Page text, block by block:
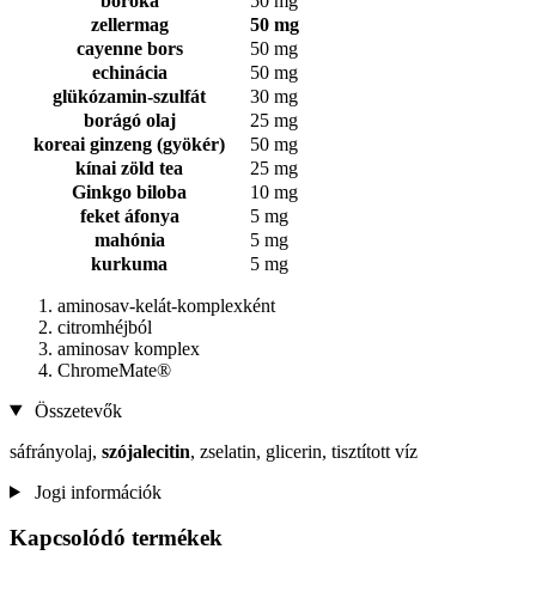
zellermag
50 mg
cayenne bors
50 mg
echinácia
50 mg
glükózamin-szulfát
30 mg
borágó olaj
25 mg
koreai ginzeng (gyökér)
50 mg
kínai zöld tea
25 mg
Ginkgo biloba
10 mg
feket áfonya
5 mg
mahónia
5 mg
kurkuma
5 mg
aminosav-kelát-komplexként
citromhéjból
aminosav komplex
ChromeMate®
Összetevők
sáfrányolaj, szójalecitin, zselatin, glicerin, tisztított víz
Jogi információk
Kapcsolódó termékek